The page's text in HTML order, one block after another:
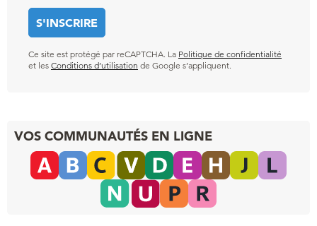
Ce site est protégé par reCAPTCHA. La Politique de confidentialité
et les Conditions d’utilisation de Google s’appliquent.
VOS COMMUNAUTÉS EN LIGNE